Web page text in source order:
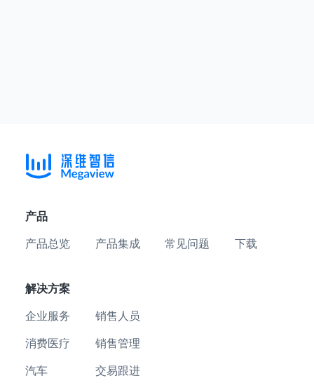
产品
产品总览 产品集成 常见问题 下载
解决方案
企业服务
消费医疗
汽车
销售人员
销售管理
交易跟进